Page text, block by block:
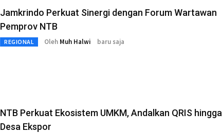
Jamkrindo Perkuat Sinergi dengan Forum Wartawan
Pemprov NTB
REGIONAL Oleh Muh Halwi baru saja
NTB Perkuat Ekosistem UMKM, Andalkan QRIS hingga
Desa Ekspor